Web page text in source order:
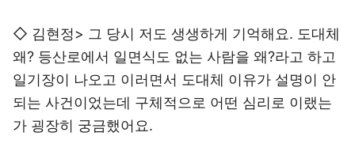
◇ 김현정> 그 당시 저도 생생하게 기억해요. 도대체
왜? 등산로에서 일면식도 없는 사람을 왜?라고 하고
일기장이 나오고 이러면서 도대체 이유가 설명이 안
되는 사건이었는데 구체적으로 어떤 심리로 이랬는
가 굉장히 궁금했어요.